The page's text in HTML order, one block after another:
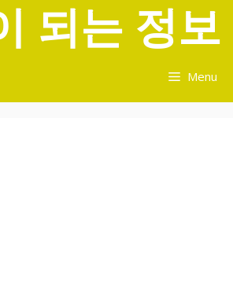
되는 정보
Menu